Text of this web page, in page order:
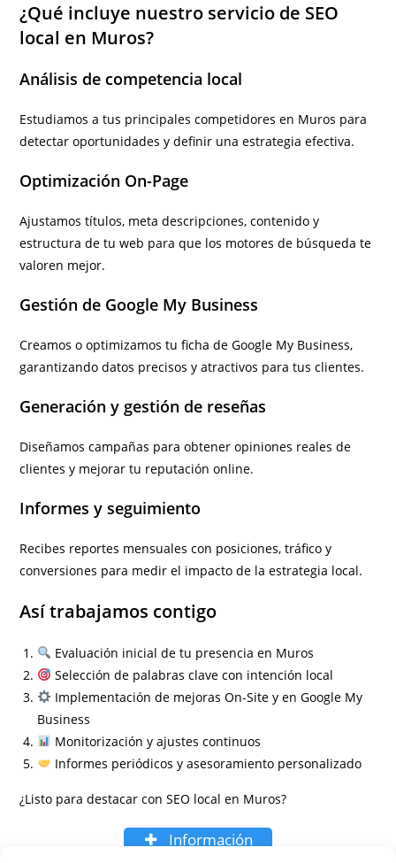
¿Qué incluye nuestro servicio de SEO
local en Muros?
Análisis de competencia local
Estudiamos a tus principales competidores en Muros para
detectar oportunidades y definir una estrategia efectiva.
Optimización On-Page
Ajustamos títulos, meta descripciones, contenido y
estructura de tu web para que los motores de búsqueda te
valoren mejor.
Gestión de Google My Business
Creamos o optimizamos tu ficha de Google My Business,
garantizando datos precisos y atractivos para tus clientes.
Generación y gestión de reseñas
Diseñamos campañas para obtener opiniones reales de
clientes y mejorar tu reputación online.
Informes y seguimiento
Recibes reportes mensuales con posiciones, tráfico y
conversiones para medir el impacto de la estrategia local.
Así trabajamos contigo
Evaluación inicial de tu presencia en Muros
Selección de palabras clave con intención local
Implementación de mejoras On-Site y en Google My
Business
Monitorización y ajustes continuos
Informes periódicos y asesoramiento personalizado
¿Listo para destacar con SEO local en Muros?
Información